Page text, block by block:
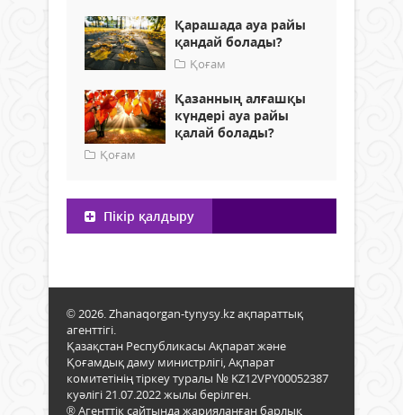
Қарашада ауа райы
қандай болады?
Қоғам
Қазанның алғашқы
күндері ауа райы
қалай болады?
Қоғам
Пікір қалдыру
© 2026. Zhanaqorgan-tynysy.kz ақпараттық
агенттігі.
Қазақстан Республикасы Ақпарат және
Қоғамдық даму министрлігі, Ақпарат
комитетінің тіркеу туралы № KZ12VPY00052387
куәлігі 21.07.2022 жылы берілген.
® Агенттік сайтында жарияланған барлық